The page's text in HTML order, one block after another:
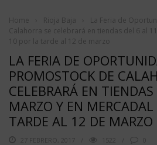
Home Rioja Baja
La Feria de
Calahorra se celebrará en tiendas del 6 al
10 por la tarde al 12 de marzo
LA FERIA DE
PROMOSTOCK DE
CELEBRARÁ EN
MARZO Y EN
TARDE AL 12 DE MARZO
27 FEBRERO, 2017 1522